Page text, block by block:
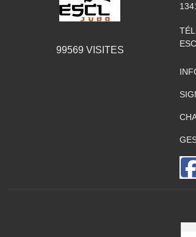
99569 VISITES